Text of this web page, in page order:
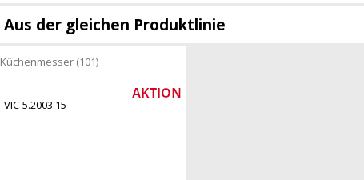
Aus der gleichen Produktlinie
Küchenmesser (101)
VIC-5.2003.15